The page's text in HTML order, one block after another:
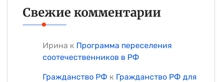
Свежие комментарии
Ирина к Программа переселения
соотечественников в РФ
Гражданство РФ к Гражданство РФ для